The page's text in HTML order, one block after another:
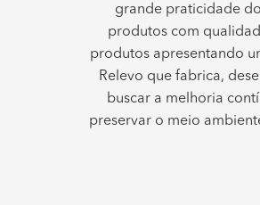
grande praticidade
produtos com
produtos apresentando
Relevo que fabrica,
buscar a melhoria
preservar o meio